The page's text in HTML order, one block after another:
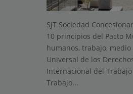
SJT Sociedad
10 principios del Pacto
humanos, trabajo,
Universal de los
Internacional del
Trabajo...